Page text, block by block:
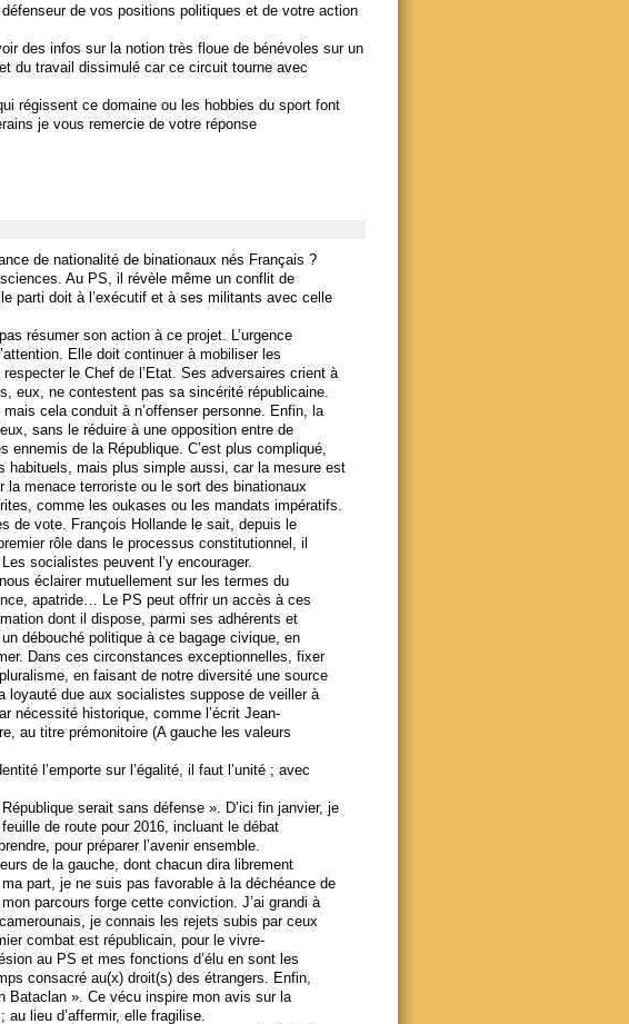
de vos positions politiques et de votre action
des infos sur la notion très floue de bénévoles sur un
du travail dissimulé car ce circuit tourne avec
régissent ce domaine ou les hobbies du sport font
je vous remercie de votre réponse
de nationalité de binationaux nés Français ?
Au PS, il révèle même un conflit de
parti doit à l’exécutif et à ses militants avec celle
résumer son action à ce projet. L’urgence
Elle doit continuer à mobiliser les
le Chef de l’Etat. Ses adversaires crient à
eux, ne contestent pas sa sincérité républicaine.
cela conduit à n’offenser personne. Enfin, la
sans le réduire à une opposition entre de
de la République. C’est plus compliqué,
habituels, mais plus simple aussi, car la mesure est
la menace terroriste ou le sort des binationaux
comme les oukases ou les mandats impératifs.
de vote. François Hollande le sait, depuis le
rôle dans le processus constitutionnel, il
socialistes peuvent l’y encourager.
éclairer mutuellement sur les termes du
apatride… Le PS peut offrir un accès à ces
dont il dispose, parmi ses adhérents et
débouché politique à ce bagage civique, en
Dans ces circonstances exceptionnelles, fixer
en faisant de notre diversité une source
due aux socialistes suppose de veiller à
nécessité historique, comme l’écrit Jean-
au titre prémonitoire (A gauche les valeurs
l’emporte sur l’égalité, il faut l’unité ; avec
serait sans défense ». D’ici fin janvier, je
de route pour 2016, incluant le débat
pour préparer l’avenir ensemble.
de la gauche, dont chacun dira librement
part, je ne suis pas favorable à la déchéance de
parcours forge cette conviction. J’ai grandi à
je connais les rejets subis par ceux
combat est républicain, pour le vivre-
au PS et mes fonctions d’élu en sont les
consacré au(x) droit(s) des étrangers. Enfin,
Bataclan ». Ce vécu inspire mon avis sur la
au lieu d’affermir, elle fragilise.